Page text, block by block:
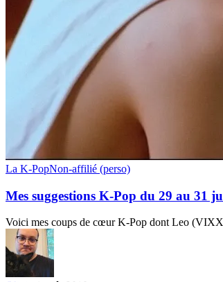
Mes
K-
Pop
du
29
31
juillet
La K-PopNon-affilié (perso)
Mes suggestions K-Pop du 29 au 31
Voici mes coups de cœur K-Pop dont Leo